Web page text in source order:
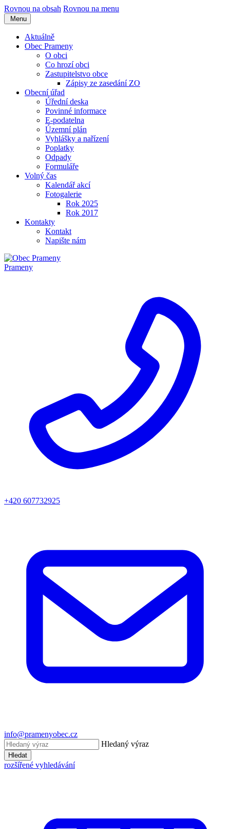
Rovnou na obsah Rovnou na menu
Menu
Aktuálně
Obec Prameny
O obci
Co hrozí obci
Zastupitelstvo obce
Zápisy ze zasedání ZO
Obecní úřad
Úřední deska
Povinné informace
E-podatelna
Územní plán
Vyhlášky a nařízení
Poplatky
Odpady
Formuláře
Volný čas
Kalendář akcí
Fotogalerie
Rok 2025
Rok 2017
Kontakty
Kontakt
Napište nám
Prameny
+420 607732925
info@pramenyobec.cz
Hledaný výraz
Hledat
rozšířené vyhledávání